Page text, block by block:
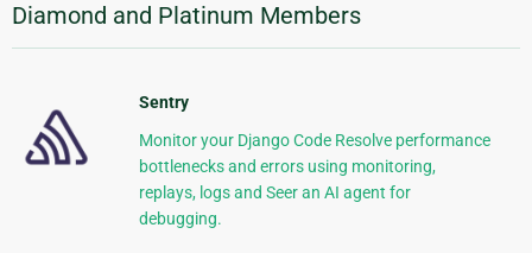
Diamond and Platinum Members
Sentry
Monitor your Django Code Resolve performance
bottlenecks and errors using monitoring,
replays, logs and Seer an AI agent for
debugging.